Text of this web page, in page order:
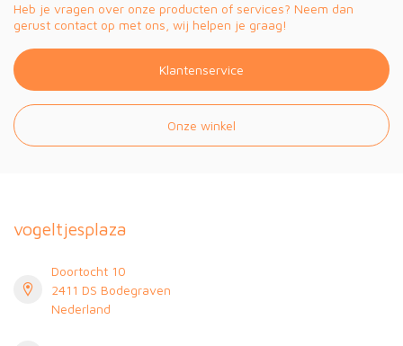
Heb je vragen over onze producten of services? Neem dan
gerust contact op met ons, wij helpen je graag!
Klantenservice
Onze winkel
vogeltjesplaza
Doortocht 10
2411 DS Bodegraven
Nederland